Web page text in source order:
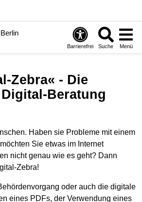
Barrierefrei Suche Menü
Beratung
Haben sie Probleme mit einem
Sie etwas im Internet
nicht genau wie es geht? Dann
Zebra!
oder auch die digitale
eines PDFs, der Verwendung eines